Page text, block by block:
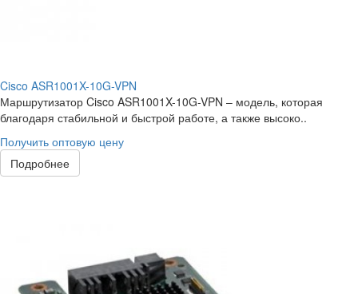
Cisco ASR1001X-10G-VPN
Маршрутизатор Cisco ASR1001X-10G-VPN – модель, которая
благодаря стабильной и быстрой работе, а также высоко..
Получить оптовую цену
Подробнее